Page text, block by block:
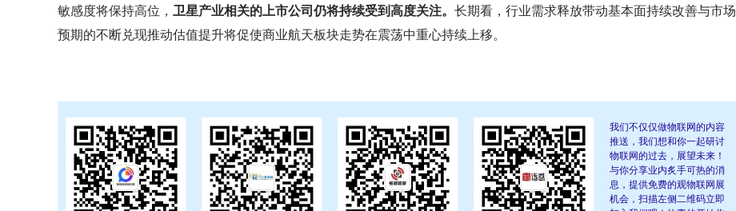
敏感度将保持高位， 卫星产业相关的上市公司仍将持续受到高度关注。 长期看，行业需求释放带动基本面持续改善与市场
预期的不断兑现推动估值提升将促使商业航天板块走势在震荡中重心持续上移。
我们不仅仅做物联网的内容
推送，我们想和你一起研讨
物联网的过去，展望未来！
与你分享业内炙手可热的消
息，提供免费的观物联网展
机会，扫描左侧二维码立即